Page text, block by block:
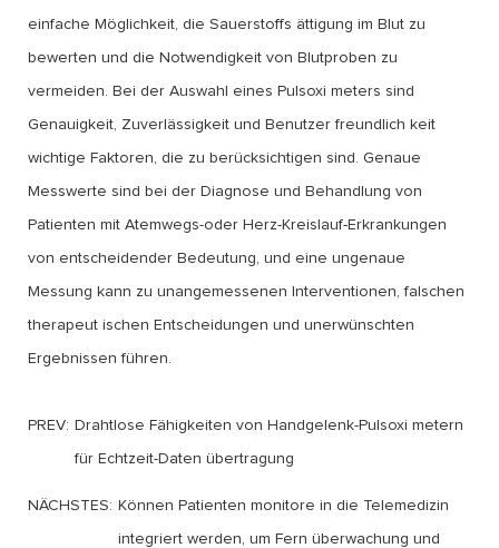
einfache Möglichkeit, die Sauerstoffs ättigung im Blut zu
bewerten und die Notwendigkeit von Blutproben zu
vermeiden. Bei der Auswahl eines Pulsoxi meters sind
Genauigkeit, Zuverlässigkeit und Benutzer freundlich keit
wichtige Faktoren, die zu berücksichtigen sind. Genaue
Messwerte sind bei der Diagnose und Behandlung von
Patienten mit Atemwegs-oder Herz-Kreislauf-Erkrankungen
von entscheidender Bedeutung, und eine ungenaue
Messung kann zu unangemessenen Interventionen, falschen
therapeut ischen Entscheidungen und unerwünschten
Ergebnissen führen.
PREV: Drahtlose Fähigkeiten von Handgelenk-Pulsoxi metern
für Echtzeit-Daten übertragung
NÄCHSTES: Können Patienten monitore in die Telemedizin
integriert werden, um Fern überwachung und